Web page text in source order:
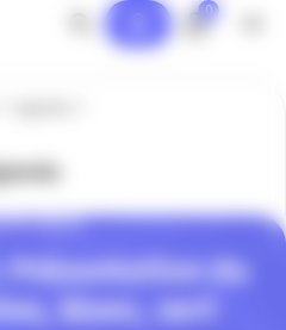
0
PRESSE
Présentation du
blanc, vert